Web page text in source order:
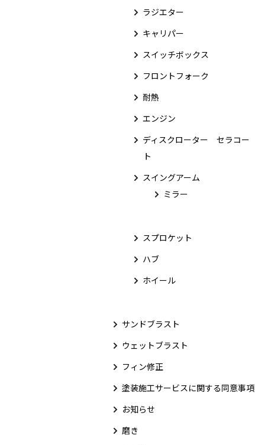
ラジエター
キャリパー
スイッチボックス
フロントフォーク
耐熱
エンジン
ディスクローター セラコー
ト
スイングアーム
ミラー
スプロケット
ハブ
ホイール
サンドブラスト
ウェットブラスト
フィン修正
塗装施工サービスに関する同意事項
お知らせ
磨き